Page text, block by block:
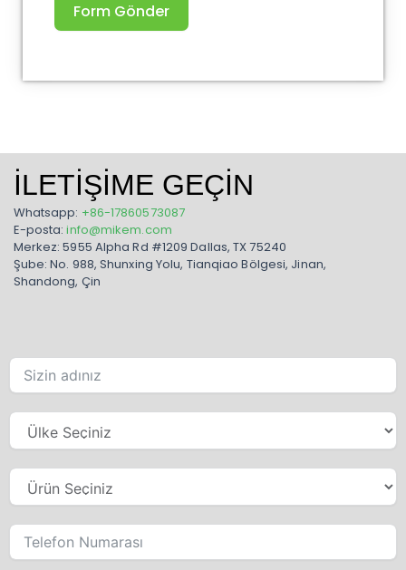
Form Gönder
İLETIŞIME GEÇIN
Whatsapp: +86-17860573087
E-posta:info@mikem.com
Merkez: 5955 Alpha Rd #1209 Dallas, TX 75240
Şube: No. 988, Shunxing Yolu, Tianqiao Bölgesi, Jinan,
Shandong, Çin